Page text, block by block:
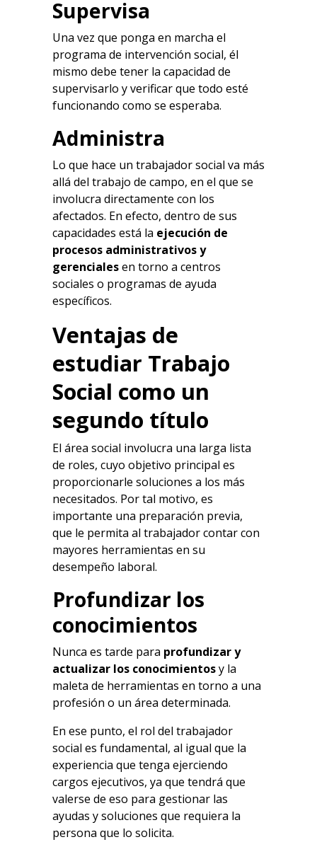
Supervisa
Una vez que ponga en marcha el
programa de intervención social, él
mismo debe tener la capacidad de
supervisarlo y verificar que todo esté
funcionando como se esperaba.
Administra
Lo que hace un trabajador social va más
allá del trabajo de campo, en el que se
involucra directamente con los
afectados. En efecto, dentro de sus
capacidades está la ejecución de
procesos administrativos y
gerencialesen torno a centros
sociales o programas de ayuda
específicos.
Ventajas de
estudiar Trabajo
Social como un
segundo título
El área social involucra una larga lista
de roles, cuyo objetivo principal es
proporcionarle soluciones a los más
necesitados. Por tal motivo, es
importante una preparación previa,
que le permita al trabajador contar con
mayores herramientas en su
desempeño laboral.
Profundizar los
conocimientos
Nunca es tarde para profundizar y
actualizar los conocimientosy la
maleta de herramientas en torno a una
profesión o un área determinada.
En ese punto, el rol del trabajador
social es fundamental, al igual que la
experiencia que tenga ejerciendo
cargos ejecutivos, ya que tendrá que
valerse de eso para gestionar las
ayudas y soluciones que requiera la
persona que lo solicita.